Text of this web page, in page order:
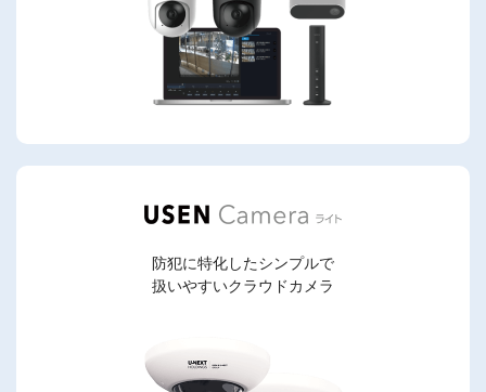
防犯に特化したシンプルで
扱いやすいクラウドカメラ